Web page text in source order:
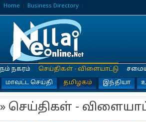
Home Business Directory
நம் நகரம்
செய்திகள் - விளையாட்டு
மாவட்ட செய்தி
தமிழகம் இந்தியா
» செய்திகள் -